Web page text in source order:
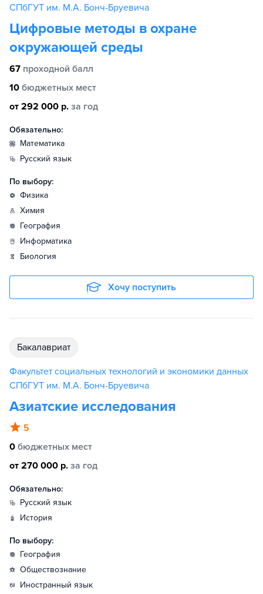
СПбГУТ им. М.А. Бонч-Бруевича
Цифровые методы в охране
окружающей среды
67 проходной балл
10 бюджетных мест
от 292 000 р. за год
Обязательно:
математика
русский язык
По выбору:
физика
химия
география
информатика
биология
Хочу поступить
бакалавриат
Факультет социальных технологий и экономики данных
СПбГУТ им. М.А. Бонч-Бруевича
Азиатские исследования
5
0 бюджетных мест
от 270 000 р. за год
Обязательно:
русский язык
история
По выбору:
география
обществознание
иностранный язык